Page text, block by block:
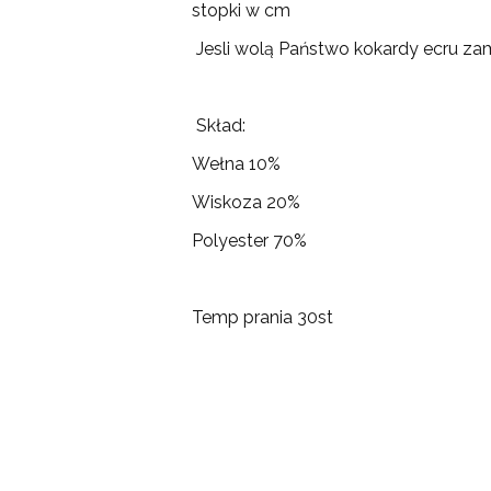
stopki w cm
Jesli wolą Państwo kokardy ecru
Skład:
Wełna 10%
Wiskoza 20%
Polyester 70%
Temp prania 30st